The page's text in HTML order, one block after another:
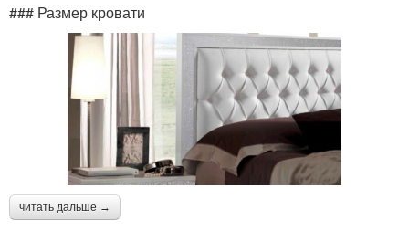
### Размер кровати
читать дальше →